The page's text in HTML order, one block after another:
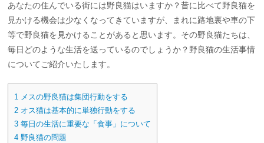
あなたの住んでいる街には野良猫はいますか？昔に比べて野良猫を
見かける機会は少なくなってきていますが、まれに路地裏や車の下
等で野良猫を見かけることがあると思います。その野良猫たちは、
毎日どのような生活を送っているのでしょうか？野良猫の生活事情
についてご紹介いたします。
1 メスの野良猫は集団行動をする
2 オス猫は基本的に単独行動をする
3 毎日の生活に重要な「食事」について
4 野良猫の問題